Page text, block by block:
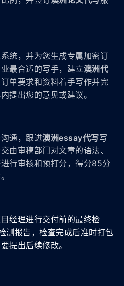
统，并为您生成专属加密订
最合适的写手，建立澳洲代
单要求和资料着手写作并完
提出您的意见或建议。
通，跟进澳洲essay代写写
由审稿部门对文章的语法、
行审核和预打分，得分85分
经理进行交付前的最终检
测报告，检查完成后准时打包
提出后续修改。